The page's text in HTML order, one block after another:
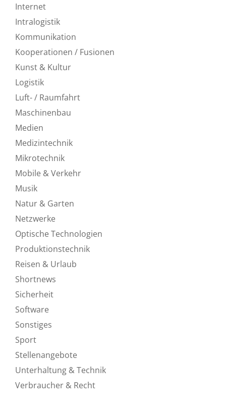
Internet
Intralogistik
Kommunikation
Kooperationen / Fusionen
Kunst & Kultur
Logistik
Luft- / Raumfahrt
Maschinenbau
Medien
Medizintechnik
Mikrotechnik
Mobile & Verkehr
Musik
Natur & Garten
Netzwerke
Optische Technologien
Produktionstechnik
Reisen & Urlaub
Shortnews
Sicherheit
Software
Sonstiges
Sport
Stellenangebote
Unterhaltung & Technik
Verbraucher & Recht